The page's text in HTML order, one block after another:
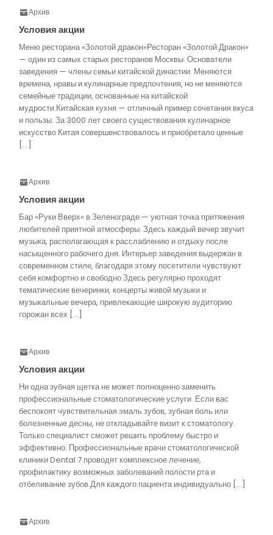
Архив
Условия акции
Меню ресторана «Золотой дракон»Ресторан «Золотой Дракон»
— один из самых старых ресторанов Москвы. Основатели
заведения — члены семьи китайской династии. Меняются
времена, нравы и кулинарные предпочтения, но не меняются
семейные традиции, основанные на китайской
мудрости.Китайская кухня — отличный пример сочетания вкуса
и пользы. За 3000 лет своего существования кулинарное
искусство Китая совершенствовалось и приобретало ценные
[…]
Архив
Условия акции
Бар «Руки Вверх» в Зеленограде — уютная точка притяжения
любителей приятной атмосферы. Здесь каждый вечер звучит
музыка, располагающая к расслаблению и отдыху после
насыщенного рабочего дня. Интерьер заведения выдержан в
современном стиле, благодаря этому посетители чувствуют
себя комфортно и свободно.Здесь регулярно проходят
тематические вечеринки, концерты живой музыки и
музыкальные вечера, привлекающие широкую аудиторию
горожан всех […]
Архив
Условия акции
Ни одна зубная щетка не может полноценно заменить
профессиональные стоматологические услуги. Если вас
беспокоят чувствительная эмаль зубов, зубная боль или
болезненные десны, не откладывайте визит к стоматологу.
Только специалист сможет решить проблему быстро и
эффективно. Профессиональные врачи стоматологической
клиники Dental 7 проводят комплексное лечение,
профилактику возможных заболеваний полости рта и
отбеливание зубов.Для каждого пациента индивидуально […]
Архив